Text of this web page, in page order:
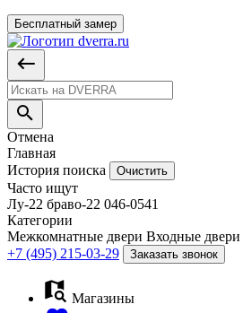
Бесплатный замер
Отмена
Главная
История поиска
Очистить
Часто ищут
Лу-22 браво-22 046-0541
Категории
Межкомнатные двери Входные двери
+7 (495) 215-03-29
Заказать звонок
Магазины